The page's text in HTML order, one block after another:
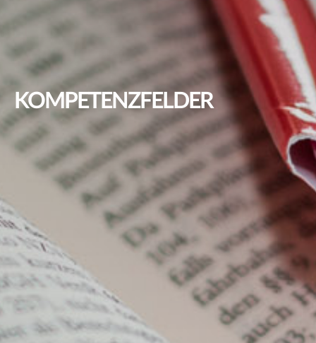
KOMPETENZFELDER